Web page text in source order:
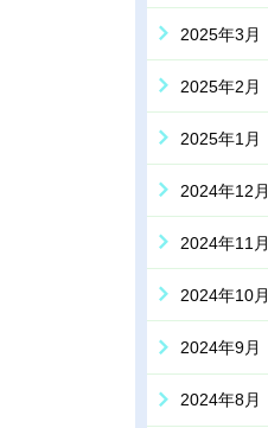
2025年3月
2025年2月
2025年1月
2024年12月
2024年11月
2024年10月
2024年9月
2024年8月